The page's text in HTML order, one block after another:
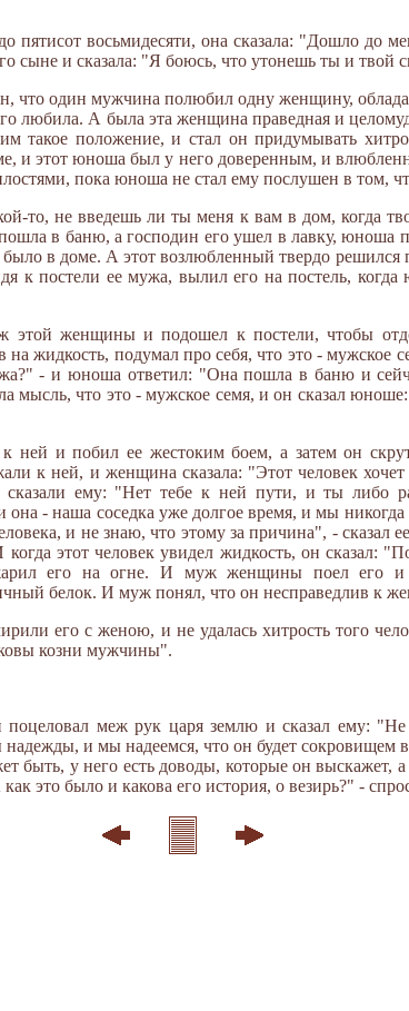
пятисот восьмидесяти, она сказала: "Дошло до
сыне и сказала: "Я боюсь, что утонешь ты и
что один мужчина полюбил одну женщину,
любила. А была эта женщина праведная и
такое положение, и стал он придумывать
и этот юноша был у него доверенным, и
пока юноша не стал ему послушен в том,
то, не введешь ли ты меня к вам в дом, когда
в баню, а господин его ушел в лавку, юноша
было в доме. А этот возлюбленный твердо
к постели ее мужа, вылил его на постель,
этой женщины и подошел к постели, чтобы
на жидкость, подумал про себя, что это -
- и юноша ответил: "Она пошла в баню и
мысль, что это - мужское семя, и он сказал
ней и побил ее жестоким боем, а затем он
к ней, и женщина сказала: "Этот человек хочет
ему: "Нет тебе к ней пути, и ты либо
- наша соседка уже долгое время, и мы
и не знаю, что этому за причина", -
этот человек увидел жидкость, он сказал:
его на огне. И муж женщины поел его и
белок. И муж понял, что он несправедлив к
его с женою, и не удалась хитрость того
козни мужчины".
меж рук царя землю и сказал ему: "Не
и мы надеемся, что он будет сокровищем
быть, у него есть доводы, которые он выскажет,
это было и какова его история, о везирь?" -